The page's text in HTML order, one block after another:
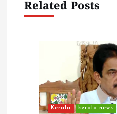
Related Posts
Kerala kerala news